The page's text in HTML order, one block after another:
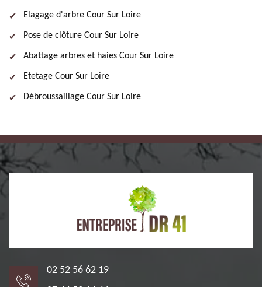
Elagage d'arbre Cour Sur Loire
Pose de clôture Cour Sur Loire
Abattage arbres et haies Cour Sur Loire
Etetage Cour Sur Loire
Débroussaillage Cour Sur Loire
02 52 56 62 19